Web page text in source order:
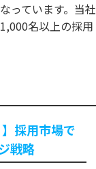
っています。当社
名以上の採用
】採用市場で
戦略